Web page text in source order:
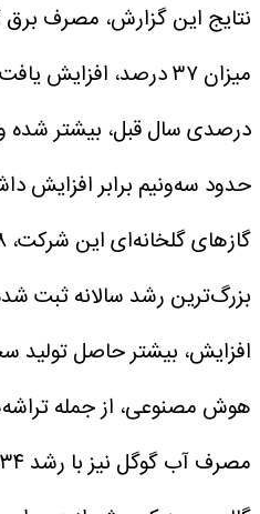
نتایج این گزارش، مصرف
حدود سه‌ونیم برابر افزایش
بزرگ‌ترین رشد سالانه ثبت‌
افزایش، بیشتر حاصل تولید
هوش مصنوعی، از جمله